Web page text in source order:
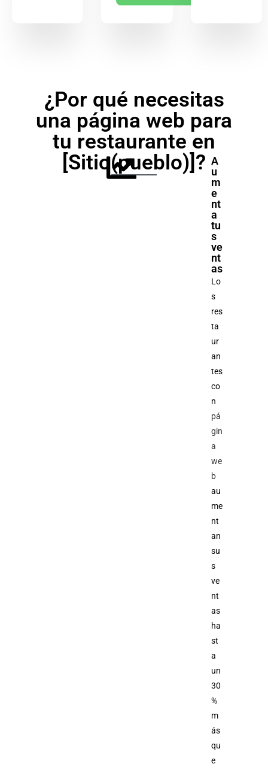
¿Por qué necesitas
una página web para
tu restaurante en
[Sitio(pueblo)]? A
u
m
e
nt
a
tu
s
ve
nt
as
Lo
s
res
ta
ur
an
tes
co
n
pá
gin
a
we
b
au
me
nt
an
su
s
ve
nt
as
ha
st
a
un
30
%
m
ás
qu
e